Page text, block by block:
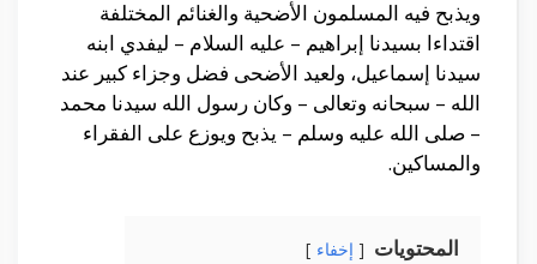
ويذبح فيه المسلمون الأضحية والغنائم المختلفة
اقتداءا بسيدنا إبراهيم – عليه السلام – ليفدي ابنه
سيدنا إسماعيل، ولعيد الأضحى فضل وجزاء كبير عند
الله – سبحانه وتعالى – وكان رسول الله سيدنا محمد
– صلى الله عليه وسلم – يذبح ويوزع على الفقراء
والمساكين.
المحتويات إخفاء